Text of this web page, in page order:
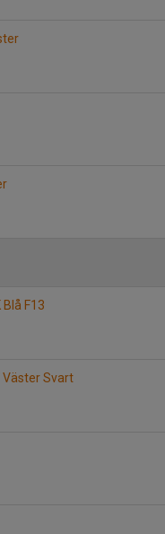
Blå F13
Väster Svart